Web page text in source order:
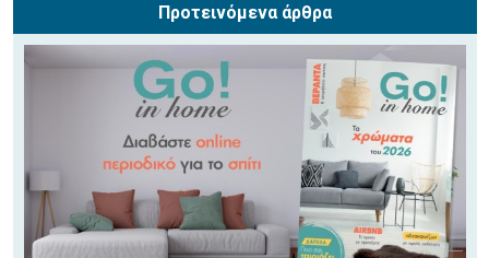
Προτεινόμενα άρθρα